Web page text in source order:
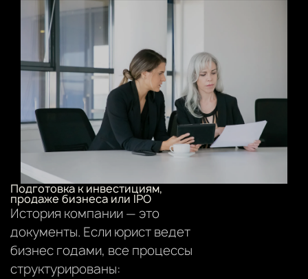
Подготовка к инвестициям,
продаже бизнеса или IPO
История компании — это
документы. Если юрист ведет
бизнес годами, все процессы
структурированы: